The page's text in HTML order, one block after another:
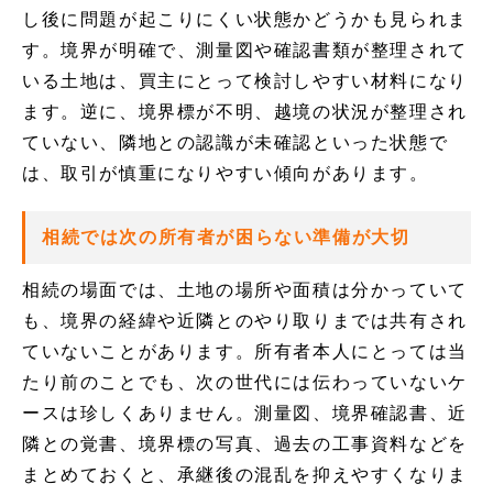
し後に問題が起こりにくい状態かどうかも見られま
す。境界が明確で、測量図や確認書類が整理されて
いる土地は、買主にとって検討しやすい材料になり
ます。逆に、境界標が不明、越境の状況が整理され
ていない、隣地との認識が未確認といった状態で
は、取引が慎重になりやすい傾向があります。
相続では次の所有者が困らない準備が大切
相続の場面では、土地の場所や面積は分かっていて
も、境界の経緯や近隣とのやり取りまでは共有され
ていないことがあります。所有者本人にとっては当
たり前のことでも、次の世代には伝わっていないケ
ースは珍しくありません。測量図、境界確認書、近
隣との覚書、境界標の写真、過去の工事資料などを
まとめておくと、承継後の混乱を抑えやすくなりま